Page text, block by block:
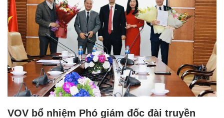
VOV bổ nhiệm Phó giám đốc đài truyền